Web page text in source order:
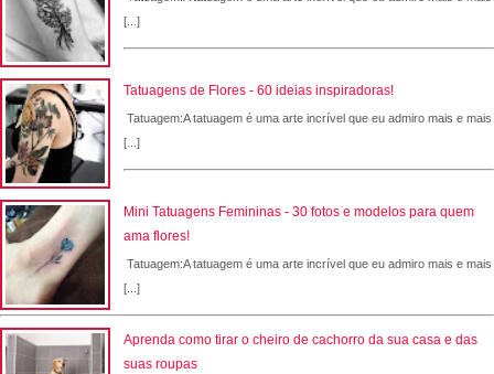
[...]
Tatuagens de Flores - 60 ideias inspiradoras!
Tatuagem:A tatuagem é uma arte incrível que eu admiro mais e mais
[...]
Mini Tatuagens Femininas - 30 fotos e modelos para quem
ama flores!
Tatuagem:A tatuagem é uma arte incrível que eu admiro mais e mais
[...]
Aprenda como tirar o cheiro de cachorro da sua casa e das
suas roupas